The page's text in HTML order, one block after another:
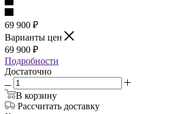
69 900 ₽
Варианты цен
69 900 ₽
Подробности
Достаточно
В корзину
Рассчитать доставку